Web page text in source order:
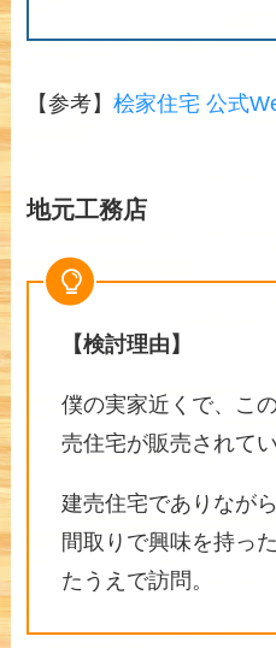
【参考】桧家住宅 公式
地元工務店
【検討理由】
僕の実家近くで、こ
売住宅が販売されてい
建売住宅でありなが
間取りで興味を持っ
たうえで訪問。